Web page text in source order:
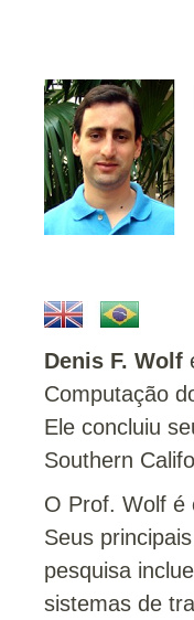
Denis F. Wolf
Computação
Ele concluiu
Southern
O Prof. Wolf é
Seus
pesquisa
sistemas de